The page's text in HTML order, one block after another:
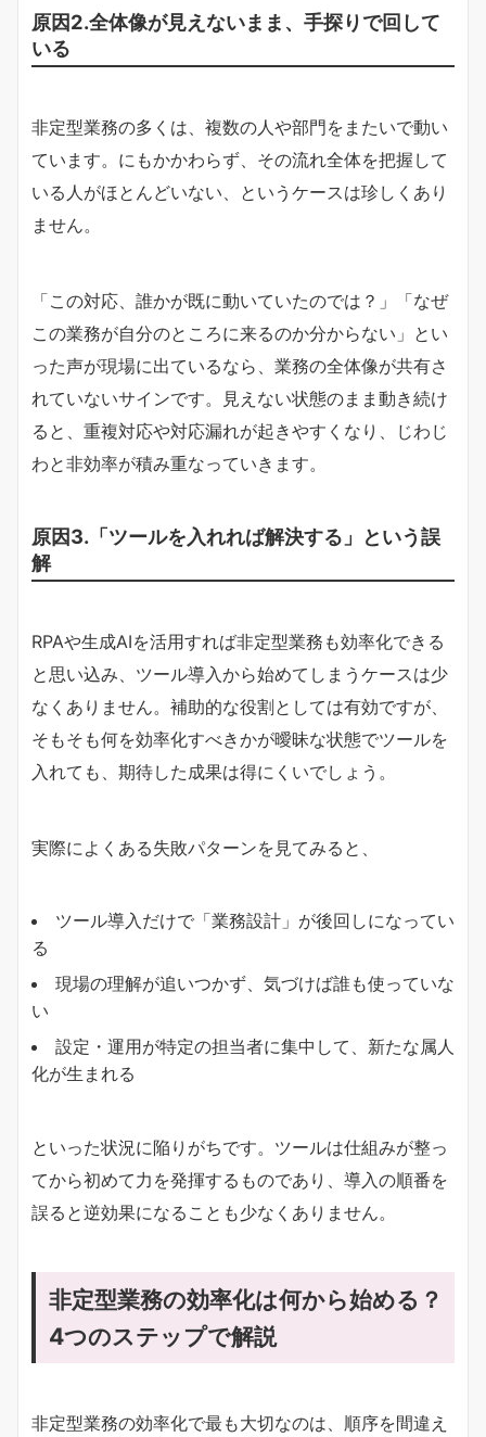
原因2.全体像が見えないまま、手探りで回して
いる
非定型業務の多くは、複数の人や部門をまたいで動い
ています。にもかかわらず、その流れ全体を把握して
いる人がほとんどいない、というケースは珍しくあり
ません。
「この対応、誰かが既に動いていたのでは？」「なぜ
この業務が自分のところに来るのか分からない」とい
った声が現場に出ているなら、業務の全体像が共有さ
れていないサインです。見えない状態のまま動き続け
ると、重複対応や対応漏れが起きやすくなり、じわじ
わと非効率が積み重なっていきます。
原因3.「ツールを入れれば解決する」という誤
解
RPAや生成AIを活用すれば非定型業務も効率化できる
と思い込み、ツール導入から始めてしまうケースは少
なくありません。補助的な役割としては有効ですが、
そもそも何を効率化すべきかが曖昧な状態でツールを
入れても、期待した成果は得にくいでしょう。
実際によくある失敗パターンを見てみると、
ツール導入だけで「業務設計」が後回しになってい
る
現場の理解が追いつかず、気づけば誰も使っていな
い
設定・運用が特定の担当者に集中して、新たな属人
化が生まれる
といった状況に陥りがちです。ツールは仕組みが整っ
てから初めて力を発揮するものであり、導入の順番を
誤ると逆効果になることも少なくありません。
非定型業務の効率化は何から始める？
4つのステップで解説
非定型業務の効率化で最も大切なのは、順序を間違え